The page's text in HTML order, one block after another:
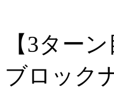
【3ター
ブロック